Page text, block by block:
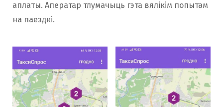
аплаты. Аператар тлумачыць гэта вялікім попытам
на паездкі.